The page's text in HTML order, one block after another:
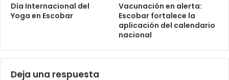
Día Internacional del
Yoga en Escobar
Vacunación en alerta:
Escobar fortalece la
aplicación del calendario
nacional
Deja una respuesta